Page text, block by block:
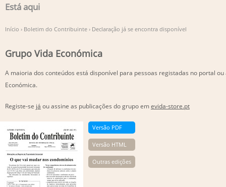
Está aqui
Início › Boletim do Contribuinte › Declaração já se encontra disponível
Grupo Vida Económica
A maioria dos conteúdos está disponível para pessoas registadas no portal
Económica.
Registe-se já ou assine as publicações do grupo emevida-store.pt
Versão PDF
Versão HTML
Outras edições